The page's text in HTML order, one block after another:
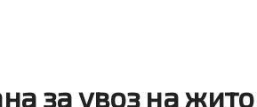
за увоз на